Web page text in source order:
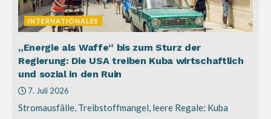
INTERNATIONALES
„Energie als Waffe“ bis zum Sturz der
Regierung: Die USA treiben Kuba wirtschaftlich
und sozial in den Ruin
7. Juli 2026
Stromausfälle, Treibstoffmangel, leere Regale: Kuba